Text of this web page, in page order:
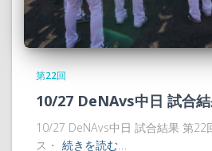
第22回
10/27 DeNAvs中日 試合
10/27 DeNAvs中日 試合結果 第22
ス・ 続きを読む…